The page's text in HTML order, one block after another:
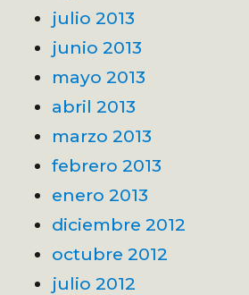
julio 2013
junio 2013
mayo 2013
abril 2013
marzo 2013
febrero 2013
enero 2013
diciembre 2012
octubre 2012
julio 2012